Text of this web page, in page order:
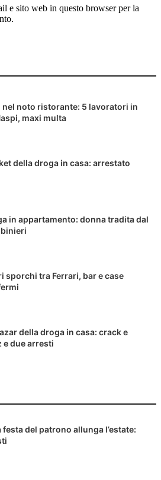
e sito web in questo browser per la
nel noto ristorante: 5 lavoratori in
maxi multa
della droga in casa: arrestato
in appartamento: donna tradita dal
sporchi tra Ferrari, bar e case
della droga in casa: crack e
e due arresti
festa del patrono allunga l’estate: